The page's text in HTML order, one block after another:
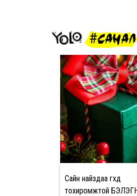
Сайн найздаа өгөхөд
тохиромжтой